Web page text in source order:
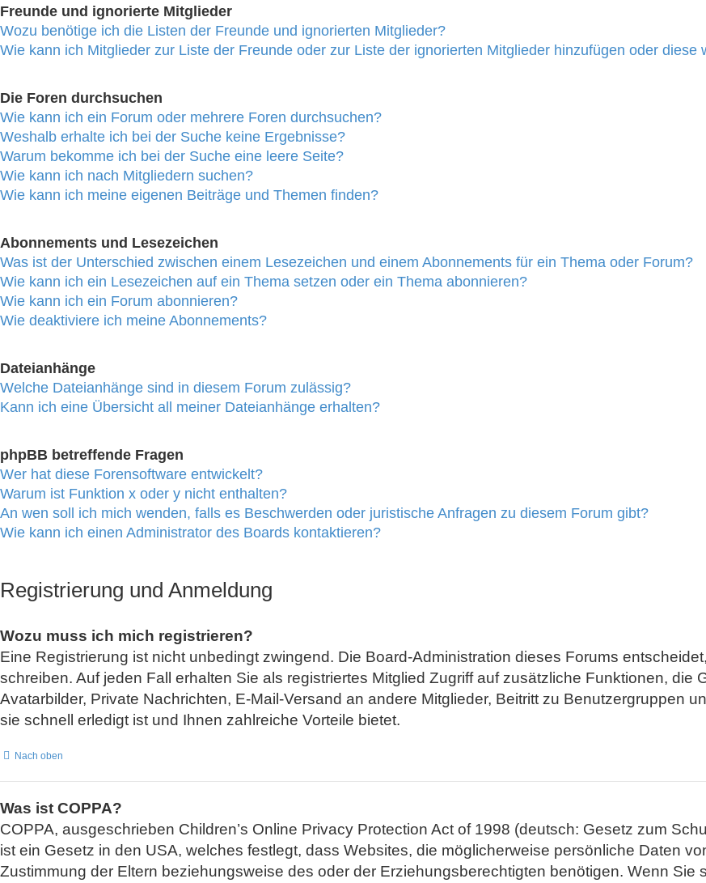
Freunde und ignorierte Mitglieder
Wozu benötige ich die Listen der Freunde und ignorierten Mitglieder?
Wie kann ich Mitglieder zur Liste der Freunde oder zur Liste der ignorierten Mitglieder hinzufügen oder diese
Die Foren durchsuchen
Wie kann ich ein Forum oder mehrere Foren durchsuchen?
Weshalb erhalte ich bei der Suche keine Ergebnisse?
Warum bekomme ich bei der Suche eine leere Seite?
Wie kann ich nach Mitgliedern suchen?
Wie kann ich meine eigenen Beiträge und Themen finden?
Abonnements und Lesezeichen
Was ist der Unterschied zwischen einem Lesezeichen und einem Abonnements für ein Thema oder Forum?
Wie kann ich ein Lesezeichen auf ein Thema setzen oder ein Thema abonnieren?
Wie kann ich ein Forum abonnieren?
Wie deaktiviere ich meine Abonnements?
Dateianhänge
Welche Dateianhänge sind in diesem Forum zulässig?
Kann ich eine Übersicht all meiner Dateianhänge erhalten?
phpBB betreffende Fragen
Wer hat diese Forensoftware entwickelt?
Warum ist Funktion x oder y nicht enthalten?
An wen soll ich mich wenden, falls es Beschwerden oder juristische Anfragen zu diesem Forum gibt?
Wie kann ich einen Administrator des Boards kontaktieren?
Registrierung und Anmeldung
Wozu muss ich mich registrieren?
Eine Registrierung ist nicht unbedingt zwingend. Die Board-Administration dieses Forums
schreiben. Auf jeden Fall erhalten Sie als registriertes Mitglied Zugriff auf zusätzliche Funktionen, die
Avatarbilder, Private Nachrichten, E-Mail-Versand an andere Mitglieder, Beitritt zu Benutzergruppen
sie schnell erledigt ist und Ihnen zahlreiche Vorteile bietet.
Nach oben
Was ist COPPA?
COPPA, ausgeschrieben Children’s Online Privacy Protection Act of 1998 (deutsch: Gesetz zum
ist ein Gesetz in den USA, welches festlegt, dass Websites, die möglicherweise persönliche Daten
Zustimmung der Eltern beziehungsweise des oder der Erziehungsberechtigten benötigen. Wenn Sie